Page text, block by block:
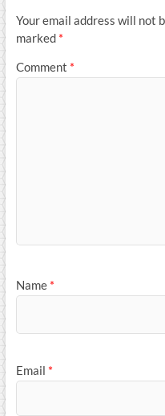
Your email address will not
marked *
Comment *
Name *
Email *